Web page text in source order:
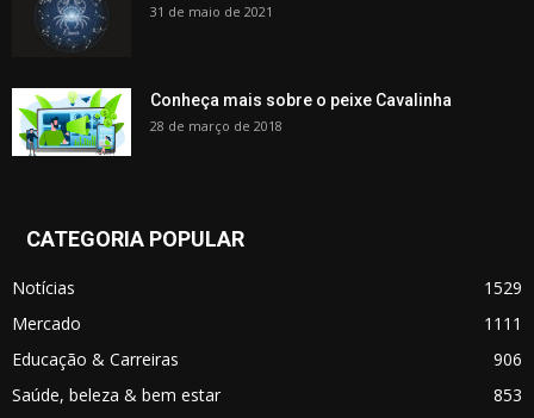
31 de maio de 2021
Conheça mais sobre o peixe Cavalinha
28 de março de 2018
CATEGORIA POPULAR
Notícias
1529
Mercado
1111
Educação & Carreiras
906
Saúde, beleza & bem estar
853